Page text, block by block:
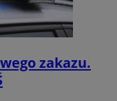
zakazu.